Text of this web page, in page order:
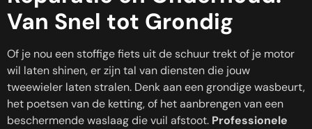
Van Snel tot Grondig
Of je nou een stoffige fiets uit de schuur trekt of je motor
wil laten shinen, er zijn tal van diensten die jouw
tweewieler laten stralen. Denk aan een grondige wasbeurt,
het poetsen van de ketting, of het aanbrengen van een
beschermende waslaag die vuil afstoot. Professionele